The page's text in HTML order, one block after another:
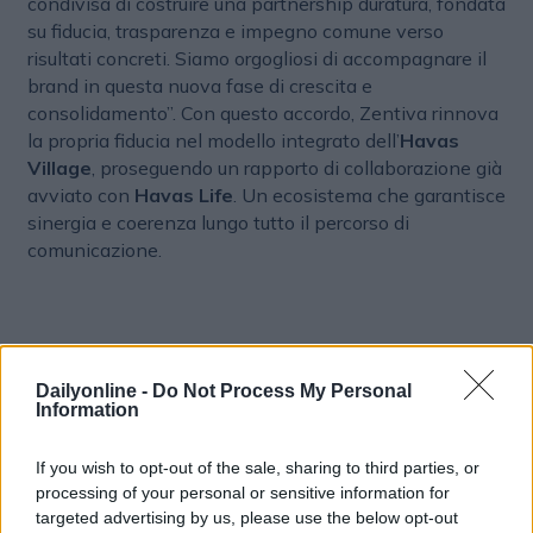
Dailyonline - Do Not Process My Personal
Information
If you wish to opt-out of the sale, sharing to third parties, or
processing of your personal or sensitive information for
targeted advertising by us, please use the below opt-out
su fiducia, trasparenza e impegno comune verso
risultati concreti. Siamo orgogliosi di accompagnare il
brand in questa nuova fase di crescita e
consolidamento”. Con questo accordo, Zentiva rinnova
la propria fiducia nel modello integrato dell’Havas
Village , proseguendo un rapporto di collaborazione già
avviato con Havas Life . Un ecosistema che garantisce
sinergia e coerenza lungo tutto il percorso di
comunicazione.